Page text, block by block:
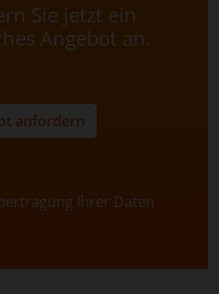
Sie jetzt ein
Angebot an.
anfordern
Ihrer Daten